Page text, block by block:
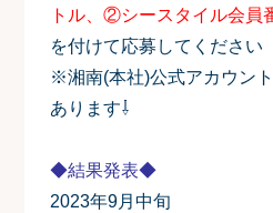
トル、②シースタイル会員
を付けて応募してください
※湘南(本社)公式アカウン
あります⇩
◆結果発表◆
2023年9月中旬